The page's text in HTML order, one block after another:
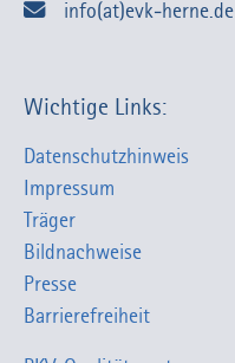
info(at)evk-herne.de
Wichtige Links:
Datenschutzhinweis
Impressum
Träger
Bildnachweise
Presse
Barrierefreiheit